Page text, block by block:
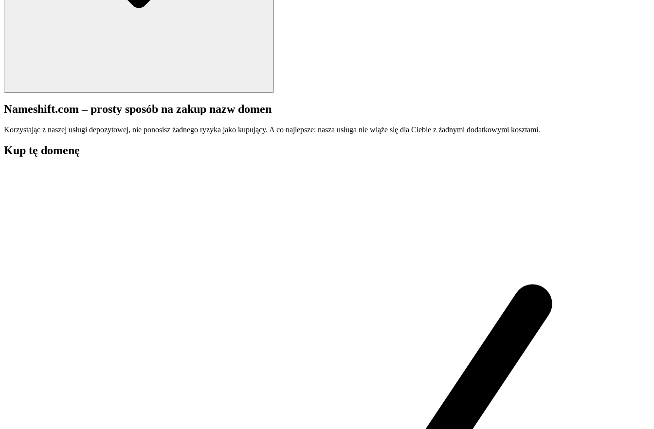
Nameshift.com – prosty sposób na zakup nazw domen
Korzystając z naszej usługi depozytowej, nie ponosisz żadnego ryzyka jako kupujący. A co najlepsze: nasza usługa nie wiąże się dla Ciebie z żadnymi dodatkowymi kosztami.
Kup tę domenę